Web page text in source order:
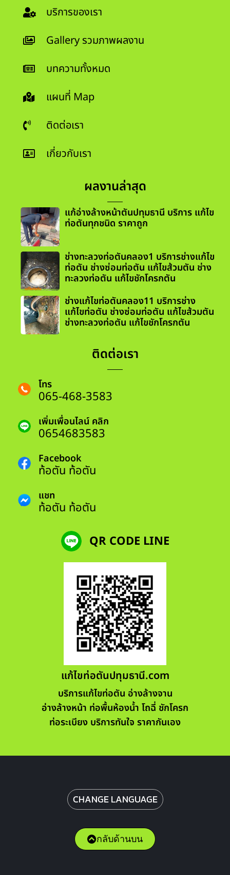
บริการของเรา
Gallery รวมภาพผลงาน
บทความทั้งหมด
แผนที่ Map
ติดต่อเรา
เกี่ยวกับเรา
ผลงานล่าสุด
แก้อ่างล้างหน้าตันปทุมธานี บริการ แก้ไข
ท่อตันทุกชนิด ราคาถูก
ช่างทะลวงท่อตันคลอง1 บริการช่างแก้ไข
ท่อตัน ช่างซ่อมท่อตัน แก้ไขส้วมตัน ช่าง
ทะลวงท่อตัน แก้ไขชักโครกตัน
ช่างแก้ไขท่อตันคลอง11 บริการช่าง
แก้ไขท่อตัน ช่างซ่อมท่อตัน แก้ไขส้วมตัน
ช่างทะลวงท่อตัน แก้ไขชักโครกตัน
ติดต่อเรา
โทร
065-468-3583
เพิ่มเพื่อนไลน์ คลิก
0654683583
Facebook
ท้อตัน ท้อตัน
แชท
ท้อตัน ท้อตัน
QR CODE LINE
แก้ไขท่อตันปทุมธานี.com
บริการแก้ไขท่อตัน อ่างล้างจาน
อ่างล้างหน้า ท่อพื้นห้องน้ำ โถฉี่ ชักโครก
ท่อระเบียง บริการทันใจ ราคากันเอง
CHANGE LANGUAGE
กลับด้านบน